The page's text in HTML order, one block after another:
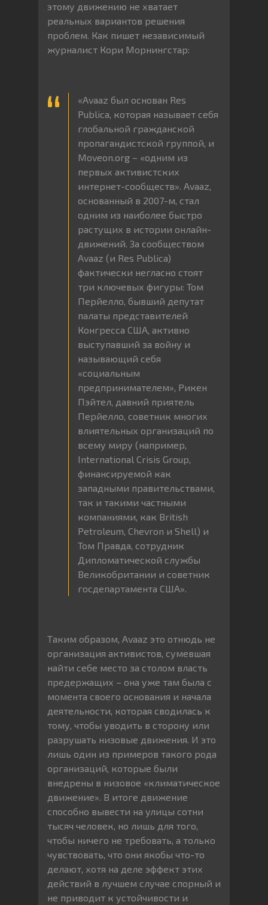
этому движению не хватает
реальных вариантов решения
проблем. Как пишет независимый
журналист Кори Морнингстар:
«Avaaz был основан Res
Publica, которая называет себя
глобальной гражданской
пропагандистской группой, и
Moveon.org – «одним из
первых активистских
интернет-сообществ». Avaaz,
основанный в 2007-м, стал
одним из наиболее быстро
растущих в истории онлайн-
движений. За сообществом
Avaaz (и Res Publica)
фактически негласно стоят
три ключевых фигуры: Том
Перйелло, бывший депутат
палаты представителей
Конгресса США, активно
выступавший за войну и
называющий себя
«социальным
предпринимателем», Рикен
Пэйтел, давний приятель
Перйелло, советник многих
влиятельных организаций по
всему миру (например,
International Crisis Group,
финансируемой как
западными правительствами,
так и такими частными
компаниями, как British
Petroleum, Chevron и Shell) и
Том Правда, сотрудник
Дипломатической службы
Великобритании и советник
госдепартамента США».
Таким образом, Avaaz это отнюдь не
организация активистов, сумевшая
найти себе место за столом власть
предержащих – она уже там была с
момента своего основания и начала
деятельности, которая сводилась к
тому, чтобы уводить в сторону или
разрушать низовые движения. И это
лишь один из примеров такого рода
организаций, которые были
внедрены в низовое «климатическое
движение». В итоге движение
способно вывести на улицы сотни
тысяч человек, но лишь для того,
чтобы ничего не требовать, а только
чувствовать, что они якобы что-то
делают, хотя на деле эффект этих
действий в лучшем случае спорный и
не приводит к устойчивости и